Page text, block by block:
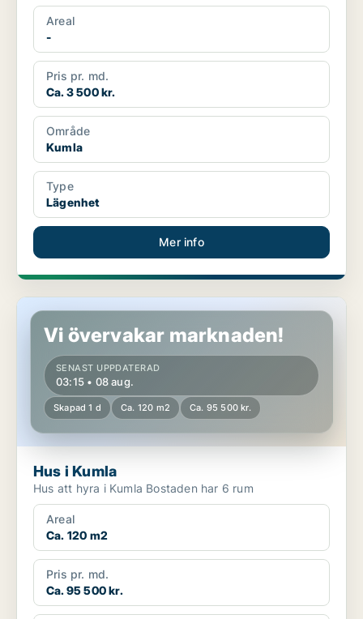
Areal
-
Pris pr. md.
Ca. 3 500 kr.
Område
Kumla
Type
Lägenhet
Mer info
Hus i Kumla
Vi övervakar marknaden!
SENAST UPPDATERAD
03:15 • 08 aug.
Skapad 1 d Ca. 120 m2 Ca. 95 500 kr.
Hus i Kumla
Hus att hyra i Kumla Bostaden har 6 rum
Areal
Ca. 120 m2
Pris pr. md.
Ca. 95 500 kr.